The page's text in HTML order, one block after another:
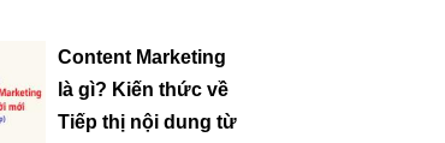
Content Marketing
là gì? Kiến thức về
Tiếp thị nội dung từ